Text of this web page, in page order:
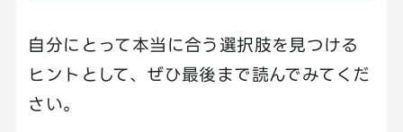
自分にとって本当に合う選択肢を見つける
ヒントとして、ぜひ最後まで読んでみてくだ
さい。